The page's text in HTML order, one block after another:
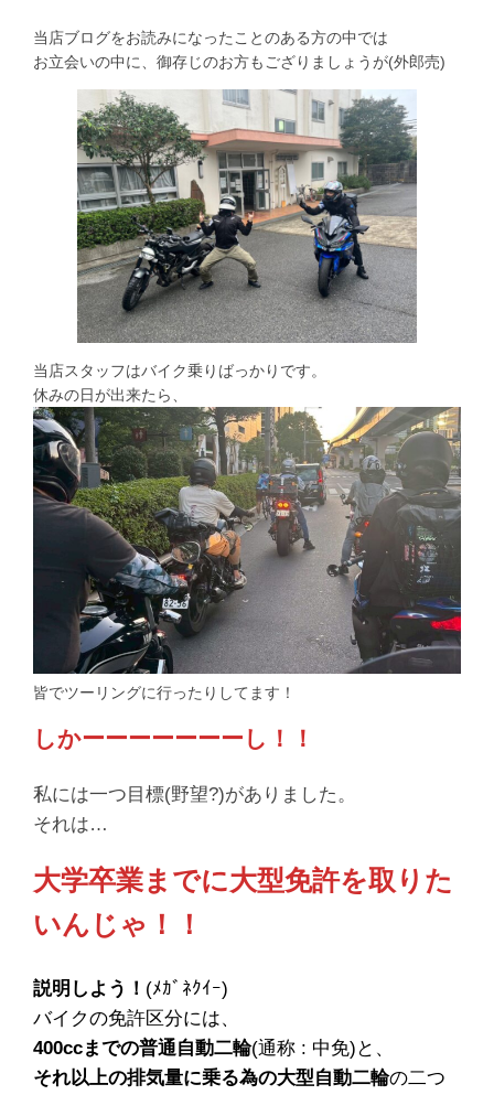
当店ブログをお読みになったことのある方の中では
お立会いの中に、御存じのお方もござりましょうが(外郎売)
当店スタッフはバイク乗りばっかりです。
休みの日が出来たら、
皆でツーリングに行ったりしてます！
しかーーーーーーーし！！
私には一つ目標(野望?)がありました。
それは…
大学卒業までに大型免許を取りた
いんじゃ！！
説明しよう！ (ﾒｶﾞﾈｸｲｰ)
バイクの免許区分には、
400ccまでの普通自動二輪(通称 : 中免)と、
それ以上の排気量に乗る為の大型自動二輪の二つ